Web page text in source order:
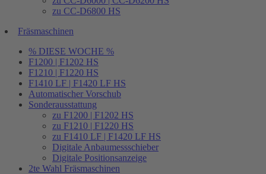
zu CC-D6800 HS
Fräsmaschinen
% DIESE WOCHE %
F1200 | F1202 HS
F1210 | F1220 HS
F1410 LF | F1420 LF HS
Automatischer Vorschub
Sonderausstattung
zu F1200 | F1202 HS
zu F1210 | F1220 HS
zu F1410 LF | F1420 LF HS
Digitale Anbaumessschieber
Digitale Positionsanzeige
2te Wahl Fräsmaschinen